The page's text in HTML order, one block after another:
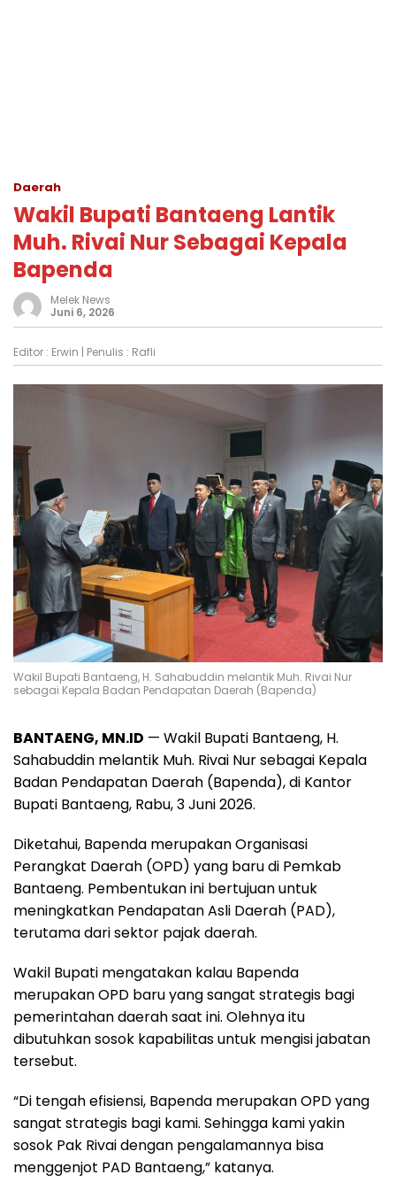
Daerah
Wakil Bupati Bantaeng Lantik
Muh. Rivai Nur Sebagai Kepala
Bapenda
Melek News
Juni 6, 2026
Editor : Erwin | Penulis : Rafli
Wakil Bupati Bantaeng, H. Sahabuddin melantik Muh. Rivai Nur
sebagai Kepala Badan Pendapatan Daerah (Bapenda)
BANTAENG, MN.ID — Wakil Bupati Bantaeng, H.
Sahabuddin melantik Muh. Rivai Nur sebagai Kepala
Badan Pendapatan Daerah (Bapenda), di Kantor
Bupati Bantaeng, Rabu, 3 Juni 2026.
Diketahui, Bapenda merupakan Organisasi
Perangkat Daerah (OPD) yang baru di Pemkab
Bantaeng. Pembentukan ini bertujuan untuk
meningkatkan Pendapatan Asli Daerah (PAD),
terutama dari sektor pajak daerah.
Wakil Bupati mengatakan kalau Bapenda
merupakan OPD baru yang sangat strategis bagi
pemerintahan daerah saat ini. Olehnya itu
dibutuhkan sosok kapabilitas untuk mengisi jabatan
tersebut.
“Di tengah efisiensi, Bapenda merupakan OPD yang
sangat strategis bagi kami. Sehingga kami yakin
sosok Pak Rivai dengan pengalamannya bisa
menggenjot PAD Bantaeng,” katanya.